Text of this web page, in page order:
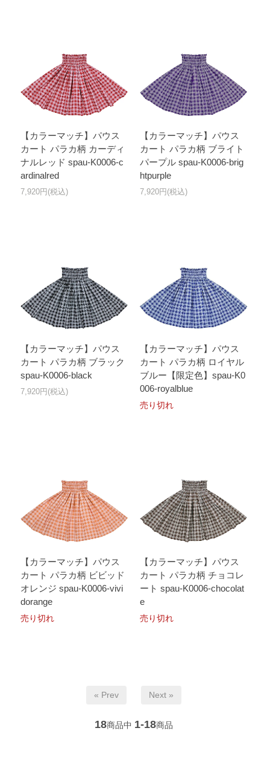
【カラーマッチ】パウス
カート パラカ柄 カーディ
ナルレッド spau-K0006-c
ardinalred
7,920円(税込)
【カラーマッチ】パウス
カート パラカ柄 ブライト
パープル spau-K0006-brig
htpurple
7,920円(税込)
【カラーマッチ】パウス
カート パラカ柄 ブラック
spau-K0006-black
7,920円(税込)
【カラーマッチ】パウス
カート パラカ柄 ロイヤル
ブルー【限定色】spau-K0
006-royalblue
売り切れ
【カラーマッチ】パウス
カート パラカ柄 ビビッド
オレンジ spau-K0006-vivi
dorange
売り切れ
【カラーマッチ】パウス
カート パラカ柄 チョコレ
ート spau-K0006-chocolat
e
売り切れ
« Prev Next »
18商品中 1-18商品